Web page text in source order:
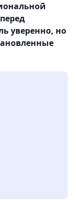
уверенно, но